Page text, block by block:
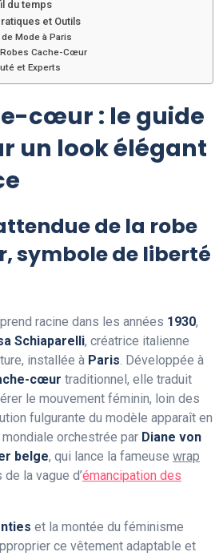
du temps
et Outils
Mode à Paris
Cache-Cœur
et Experts
cœur : le guide
un look élégant
de la robe
symbole de liberté
prend racine dans les années 1930,
Schiaparelli, créatrice italienne
installée à Paris . Développée à
cœur traditionnel, elle traduit
le mouvement féminin, loin des
fulgurante du modèle apparaît en
orchestrée par Diane von
belge, qui lance la fameuse wrap
de la vague d’émancipation des
et la montée du féminisme
ce vêtement adaptable et